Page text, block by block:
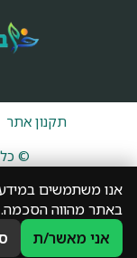
תקנון אתר
© כל
אנו משתמשים
באתר מהווה הסכמה.
אני מאשר/ת